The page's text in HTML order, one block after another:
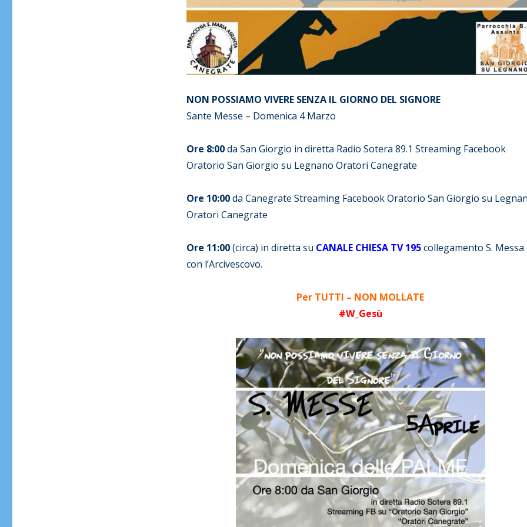
NON POSSIAMO VIVERE SENZA IL GIORNO DEL SIGNORE
Sante Messe – Domenica 4 Marzo
Ore 8:00da San Giorgio in diretta Radio Sotera 89.1 Streaming Facebook
Oratorio San Giorgio su Legnano Oratori Canegrate
Ore 10:00da Canegrate Streaming Facebook Oratorio San Giorgio su
Oratori Canegrate
Ore 11:00(circa) in diretta su CANALE CHIESA TV 195collegamento S. Messa
con l’Arcivescovo.
Per TUTTI – NON MOLLATE
#W_Gesù